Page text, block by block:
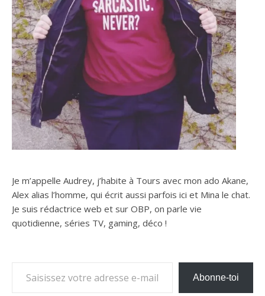
Je m’appelle Audrey, j’habite à Tours avec mon ado Akane,
Alex alias l’homme, qui écrit aussi parfois ici et Mina le chat.
Je suis rédactrice web et sur OBP, on parle vie
quotidienne, séries TV, gaming, déco !
Abonne-toi